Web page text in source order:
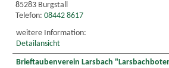
85283 Burgstall
Telefon: 08442 8617
weitere Information:
Detailansicht
Brieftaubenverein Larsbach